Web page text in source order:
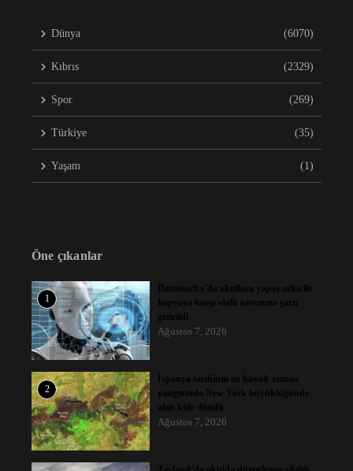
Dünya (6070)
Kıbrıs (2329)
Spor (269)
Türkiye (35)
Yaşam (1)
Öne çıkanlar
1
Danimarka’da okullara yapay zeka ile
kopyaya karşı sözlü savunma şartı
getirildi
Ağustos 7, 2026
2
İspanya tarihinin en büyük orman
yangınında New York büyüklüğünde
alan küle döndü
Ağustos 7, 2026